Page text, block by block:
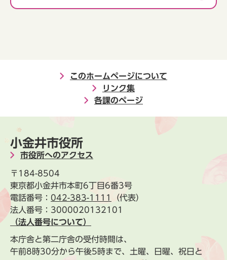
このホームページについて
リンク集
各課のページ
小金井市役所
市役所へのアクセス
〒184-8504
東京都小金井市本町6丁目6番3号
電話番号： 042-383-1111
（代表）
法人番号：3000020132101
（法人番号について）
本庁舎と第二庁舎の受付時間は、
午前8時30分から午後5時まで、土曜、日曜、祝日と